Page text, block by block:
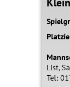
List,
Tel: